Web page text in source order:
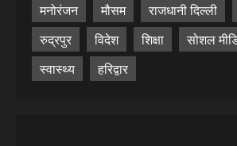
मनोरंजन
मौसम राजधानी दिल्ली
रुद्रपुर
विदेश शिक्षा
सोशल
स्वास्थ्य
हरिद्वार